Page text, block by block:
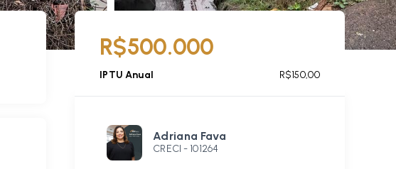
R$500.000
IPTU Anual R$150,00
Adriana Fava
CRECI - 101264